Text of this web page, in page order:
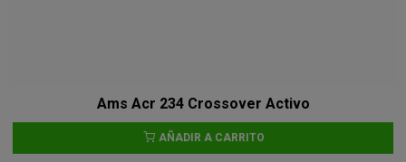
Ams Acr 234 Crossover Activo
AÑADIR A CARRITO